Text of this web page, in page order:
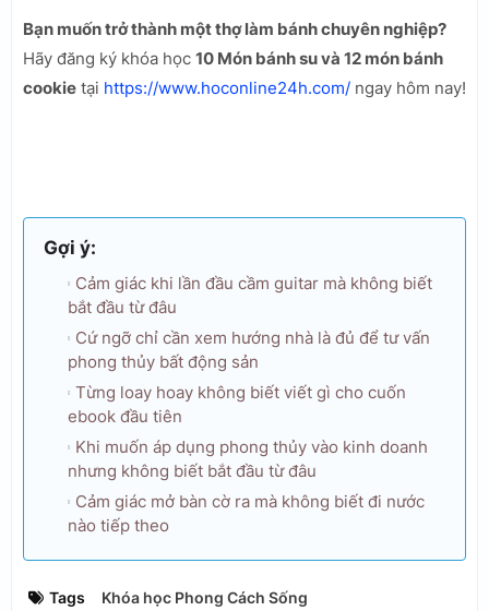
Bạn muốn trở thành một thợ làm bánh chuyên nghiệp?
Hãy đăng ký khóa học 10 Món bánh su và 12 món bánh
cookie tại https://www.hoconline24h.com/ ngay hôm nay!
Gợi ý:
Cảm giác khi lần đầu cầm guitar mà không biết
bắt đầu từ đâu
Cứ ngỡ chỉ cần xem hướng nhà là đủ để tư vấn
phong thủy bất động sản
Từng loay hoay không biết viết gì cho cuốn
ebook đầu tiên
Khi muốn áp dụng phong thủy vào kinh doanh
nhưng không biết bắt đầu từ đâu
Cảm giác mở bàn cờ ra mà không biết đi nước
nào tiếp theo
Tags
Khóa học Phong Cách Sống